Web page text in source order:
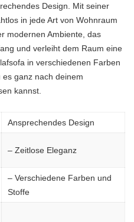
Design. Mit seiner
in jede Art von Wohnraum
modernen Ambiente, das
und verleiht dem Raum eine
in verschiedenen Farben
ganz nach deinem
kannst.
Ansprechendes Design
– Zeitlose Eleganz
– Verschiedene Farben und
Stoffe